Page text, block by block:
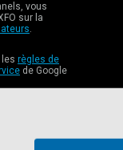
vous
sur la
.
les règles de
de Google